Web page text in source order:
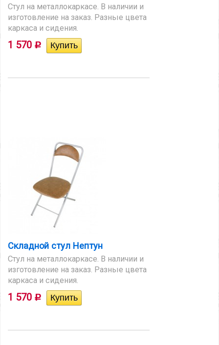
Стул на металлокаркасе. В наличии и
изготовление на заказ. Разные цвета
каркаса и сидения.
1 570 Р
Складной стул Нептун
Стул на металлокаркасе. В наличии и
изготовление на заказ. Разные цвета
каркаса и сидения.
1 570 Р